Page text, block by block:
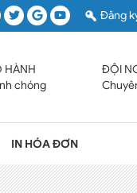
Đăng
ĐỘI
HÀNH
chóng
IN HÓA ĐƠN